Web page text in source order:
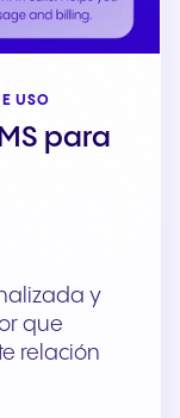
USO
para
y
que
relación